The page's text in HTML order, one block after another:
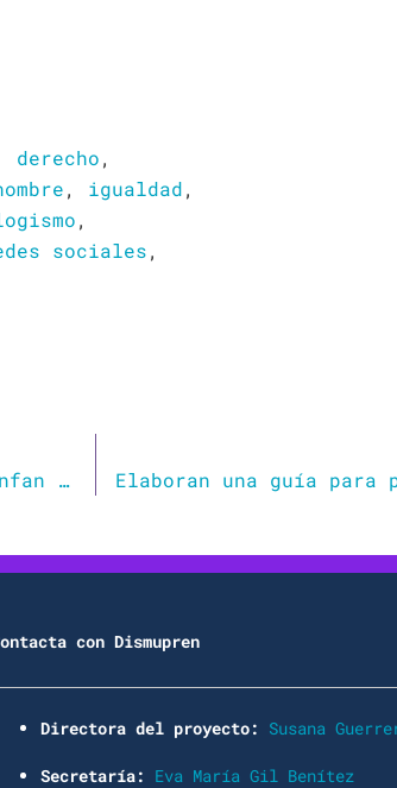
derecho,
, igualdad,
,
sociales,
Nariz grande, orejas de soplillo: por qué triunfan los hombres con “cara de roedor”
con Dismupren
Directora del proyecto: Susana
Secretaría: Eva María Gil Benítez